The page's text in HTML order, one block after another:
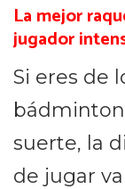
La mejor
jugador
Si eres de
suerte, la
de jugar